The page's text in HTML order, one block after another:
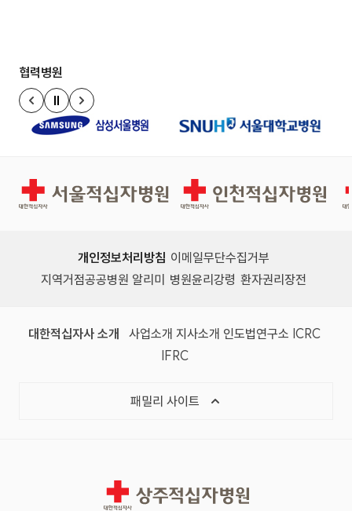
협력병원
이전 슬라이드
정지
다음 슬라이드
서울적십자병원 인천적십자병원
개인정보처리방침 이메일무단수집거부
지역거점공공병원 알리미
병원윤리강령 환자권리장전
대한적십자사 소개 사업소개 지사소개 인도법연구소 ICRC
IFRC
패밀리 사이트
상주적십자병원